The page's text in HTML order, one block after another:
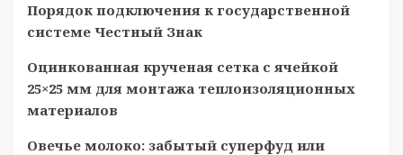
Порядок подключения к государственной
системе Честный Знак
Оцинкованная крученая сетка с ячейкой
25×25 мм для монтажа теплоизоляционных
материалов
Овечье молоко: забытый суперфуд или